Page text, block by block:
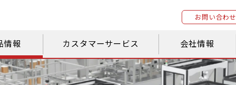
お問い合わせ
情報 カスタマーサービス 会社情報